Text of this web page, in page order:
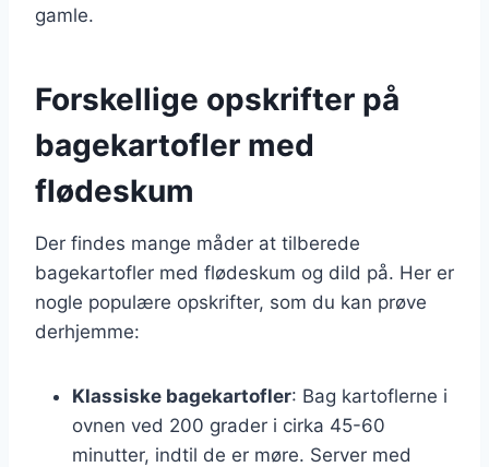
gamle.
Forskellige opskrifter på
bagekartofler med
flødeskum
Der findes mange måder at tilberede
bagekartofler med flødeskum og dild på. Her er
nogle populære opskrifter, som du kan prøve
derhjemme:
Klassiske bagekartofler: Bag kartoflerne i
ovnen ved 200 grader i cirka 45-60
minutter, indtil de er møre. Server med